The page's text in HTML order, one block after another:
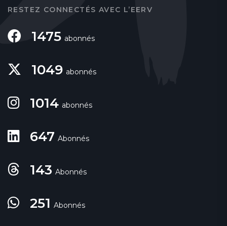
RESTEZ CONNECTÉS AVEC L’EERV
1475 abonnés
1049 abonnés
1014 abonnés
647 Abonnés
143 Abonnés
251 Abonnés